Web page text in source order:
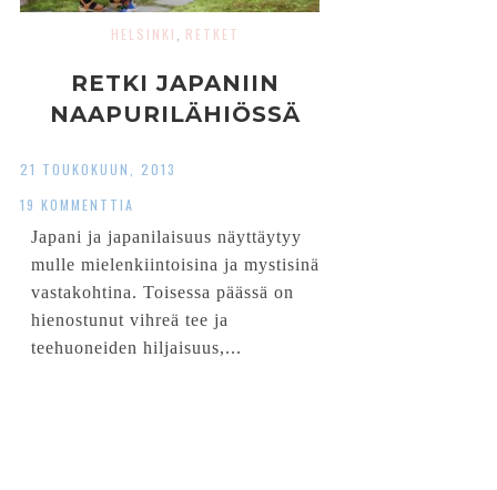
HELSINKI RETKET
RETKI JAPANIIN
NAAPURILÄHIÖSSÄ
21 TOUKOKUUN, 2013
19 KOMMENTTIA
Japani ja japanilaisuus näyttäytyy
mulle mielenkiintoisina ja mystisinä
vastakohtina. Toisessa päässä on
hienostunut vihreä tee ja
teehuoneiden hiljaisuus,...